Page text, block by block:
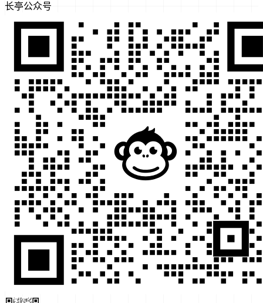
长亭公众号